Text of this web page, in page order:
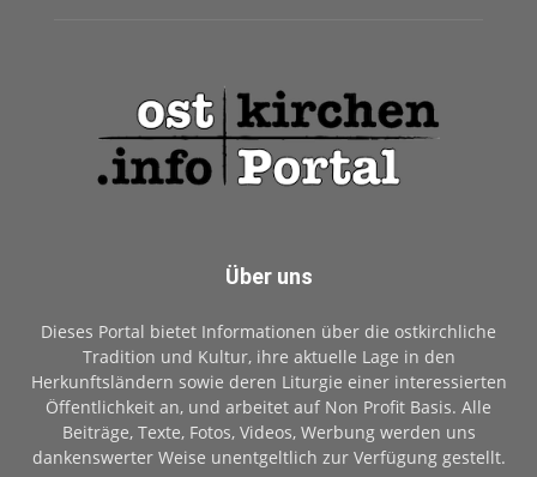
Über uns
Dieses Portal bietet Informationen über die ostkirchliche
Tradition und Kultur, ihre aktuelle Lage in den
Herkunftsländern sowie deren Liturgie einer interessierten
Öffentlichkeit an, und arbeitet auf Non Profit Basis. Alle
Beiträge, Texte, Fotos, Videos, Werbung werden uns
dankenswerter Weise unentgeltlich zur Verfügung gestellt.